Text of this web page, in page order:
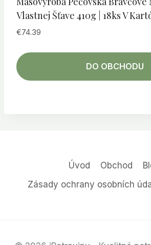
Vlastnej Šťave 410g | 18ks V
€74.39
DO OBCHODU
Úvod Obchod
Zásady ochrany osobních